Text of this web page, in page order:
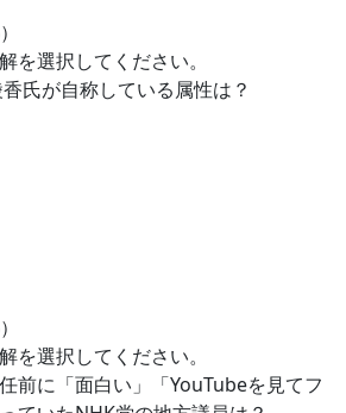
を選択してください。
氏が自称している属性は？
を選択してください。
前に「面白い」「YouTubeを見てフ